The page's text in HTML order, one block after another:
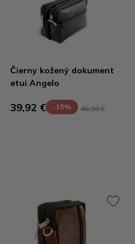
Čierny kožený dokument
etui Angelo
39,92 € -15% 46,96 €